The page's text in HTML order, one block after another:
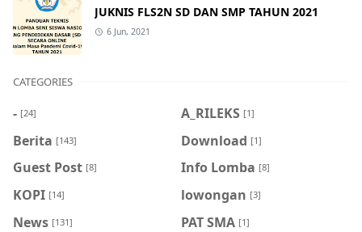
JUKNIS FLS2N SD DAN SMP TAHUN 2021
6 Jun, 2021
CATEGORIES
- [24] A_RILEKS [1]
Berita [143] Download [1]
Guest Post [8] Info Lomba [8]
KOPI [14] lowongan [3]
News [131] PAT SMA [1]